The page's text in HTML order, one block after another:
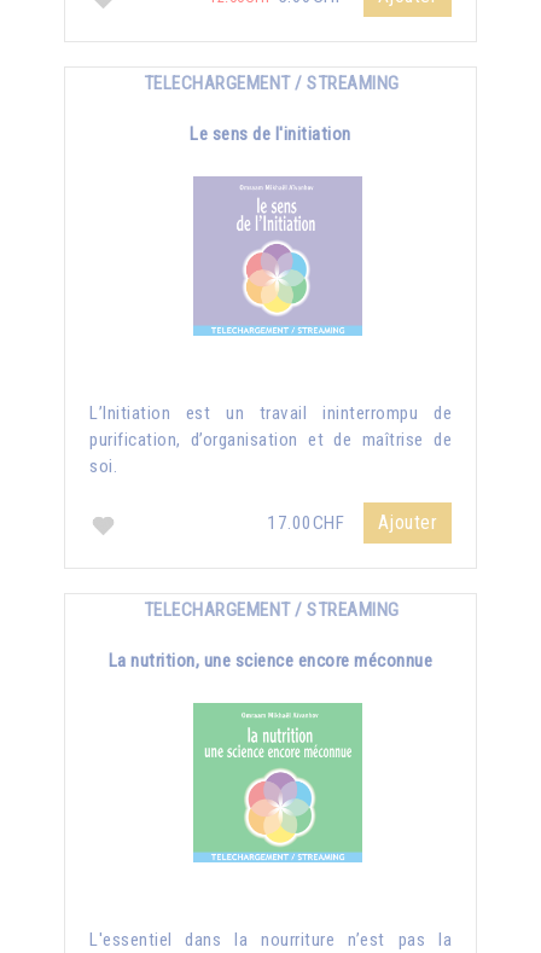
TELECHARGEMENT / STREAMING
Le sens de l'initiation
L’Initiation est un travail ininterrompu de
purification, d’organisation et de maîtrise de
soi.
17.00CHF Ajouter
TELECHARGEMENT / STREAMING
La nutrition, une science encore méconnue
L'essentiel dans la nourriture n’est pas la